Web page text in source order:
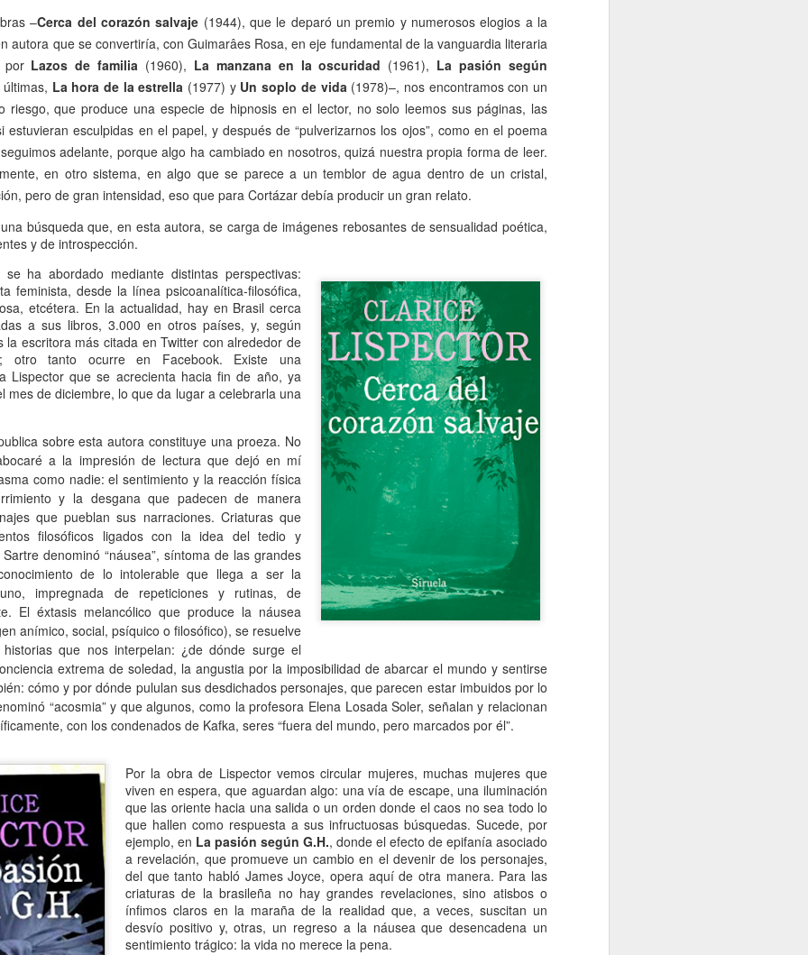
–Cerca del corazón salvaje (1944), que le deparó un premio y numerosos elogios a la
autora que se convertiría, con Guimarâes Rosa, en eje fundamental de la vanguardia literaria
por Lazos de familia (1960), La manzana en la oscuridad (1961), La pasión según
La hora de la estrella (1977) y Un soplo de vida (1978)–, nos encontramos con un
riesgo, que produce una especie de hipnosis en el lector, no solo leemos sus páginas, las
estuvieran esculpidas en el papel, y después de “pulverizarnos los ojos”, como en el poema
adelante, porque algo ha cambiado en nosotros, quizá nuestra propia forma de leer.
en otro sistema, en algo que se parece a un temblor de agua dentro de un cristal,
pero de gran intensidad, eso que para Cortázar debía producir un gran relato.
búsqueda que, en esta autora, se carga de imágenes rebosantes de sensualidad poética,
y de introspección.
ha abordado mediante distintas perspectivas:
feminista, desde la línea psicoanalítica-filosófica,
etcétera. En la actualidad, hay en Brasil cerca
a sus libros, 3.000 en otros países, y, según
la escritora más citada en Twitter con alrededor de
otro tanto ocurre en Facebook. Existe una
Lispector que se acrecienta hacia fin de año, ya
mes de diciembre, lo que da lugar a celebrarla una
sobre esta autora constituye una proeza. No
a la impresión de lectura que dejó en mí
como nadie: el sentimiento y la reacción física
y la desgana que padecen de manera
que pueblan sus narraciones. Criaturas que
filosóficos ligados con la idea del tedio y
denominó “náusea”, síntoma de las grandes
de lo intolerable que llega a ser la
impregnada de repeticiones y rutinas, de
El éxtasis melancólico que produce la náusea
anímico, social, psíquico o filosófico), se resuelve
que nos interpelan: ¿de dónde surge el
extrema de soledad, la angustia por la imposibilidad de abarcar el mundo y sentirse
cómo y por dónde pululan sus desdichados personajes, que parecen estar imbuidos por lo
“acosmia” y que algunos, como la profesora Elena Losada Soler, señalan y relacionan
con los condenados de Kafka, seres “fuera del mundo, pero marcados por él”.
Por la obra de Lispector vemos circular mujeres, muchas mujeres que
viven en espera, que aguardan algo: una vía de escape, una iluminación
que las oriente hacia una salida o un orden donde el caos no sea todo lo
que hallen como respuesta a sus infructuosas búsquedas. Sucede, por
ejemplo, en La pasión según G.H., donde el efecto de epifanía asociado
a revelación, que promueve un cambio en el devenir de los personajes,
del que tanto habló James Joyce, opera aquí de otra manera. Para las
criaturas de la brasileña no hay grandes revelaciones, sino atisbos o
ínfimos claros en la maraña de la realidad que, a veces, suscitan un
desvío positivo y, otras, un regreso a la náusea que desencadena un
sentimiento trágico: la vida no merece la pena.
una notable revelación como actor en Más bello que la
(2022).
Mi Rob Reiner privado
Por Moira Soto
de varios cuentos románticos fílmicos para gente adulta,
muy querida en la farándula hollywoodense y más allá,
activista del partido demócrata, Rob Reiner -como es
sabido por la difusión que tuvo la noticia- fue víctima de la muerte
horrible que pudiera tener alguien de sus quilates. Una jugarreta
del destino que, en general -salvo a individuos desalmados
Mi padre lee
Por María José Eyras
Ramón Eyras, 1932-2019
de la ventana, junto al fuego, mi padre lee.
pienso en él, lo veo así, leyendo, la cabeza gris detrás del vidrio. Es
visión fugaz, apenas un segundo, la de mi padre, sentado de
en su casita de fin de semana, en un barrio cerrado de la
Sur.
Al fin sola y, a la vez, tan bien acompañada
Por Guadalupe Treibel
soledad implica que, aunque esté sola, estoy con alguien; es decir,
misma. Significa que soy dos en uno”, apuntó alguna vez la
fuera de serie Hannah Arendt, y esa frase es la llave que cierra
de Enfin seule (“Por fin sola”), libro de la periodista y
Lauren Bastide que acaba de editarse en Francia con muy
acogida.
Ganando dos verdaderos amores
Por Caro Alfonso
un año, Mona me salvó la vida. Llegué a la casa de mi hermana
de manejar muchas horas escuchando la misma lista de
desde que salí de mi casa.
La lectora de la lectora
Por Cecilia Sorrentino